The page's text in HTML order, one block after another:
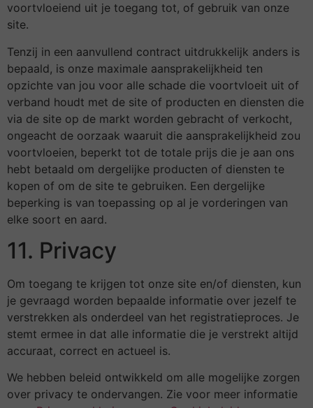
voortvloeiend uit je toegang tot, of gebruik van onze
site.
Tenzij in een aanvullend contract uitdrukkelijk anders is
bepaald, is onze maximale aansprakelijkheid ten
opzichte van jou voor alle schade die voortvloeit uit of
verband houdt met de site of producten en diensten die
via de site op de markt worden gebracht of verkocht,
ongeacht de oorzaak waaruit die aansprakelijkheid zou
voortvloeien, beperkt tot de totale prijs die je aan ons
hebt betaald om dergelijke producten of diensten te
kopen of om de site te gebruiken. Een dergelijke
beperking is van toepassing op al je vorderingen van
elke soort en aard.
11. Privacy
Om toegang te krijgen tot onze site en/of diensten, kun
je gevraagd worden bepaalde informatie over jezelf te
verstrekken als onderdeel van het registratieproces. Je
stemt ermee in dat alle informatie die je verstrekt altijd
accuraat, correct en actueel is.
We hebben beleid ontwikkeld om alle mogelijke zorgen
over privacy te ondervangen. Zie voor meer informatie